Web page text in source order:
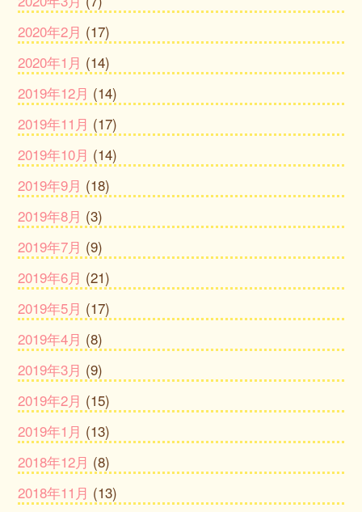
2020年2月 (17)
2020年1月 (14)
2019年12月 (14)
2019年11月 (17)
2019年10月 (14)
2019年9月 (18)
2019年8月 (3)
2019年7月 (9)
2019年6月 (21)
2019年5月 (17)
2019年4月 (8)
2019年3月 (9)
2019年2月 (15)
2019年1月 (13)
2018年12月 (8)
2018年11月 (13)